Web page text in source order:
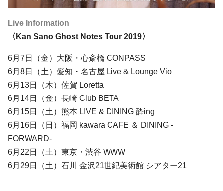
Live Information
〈Kan Sano Ghost Notes Tour 2019〉
6月7日（金）大阪・心斎橋 CONPASS
6月8日（土）愛知・名古屋 Live & Lounge Vio
6月13日（木）佐賀 Loretta
6月14日（金）長崎 Club BETA
6月15日（土）熊本 LIVE & DINING 酔ing
6月16日（日）福岡 kawara CAFE ＆ DINING -
FORWARD-
6月22日（土）東京・渋谷 WWW
6月29日（土）石川 金沢21世紀美術館 シアター21